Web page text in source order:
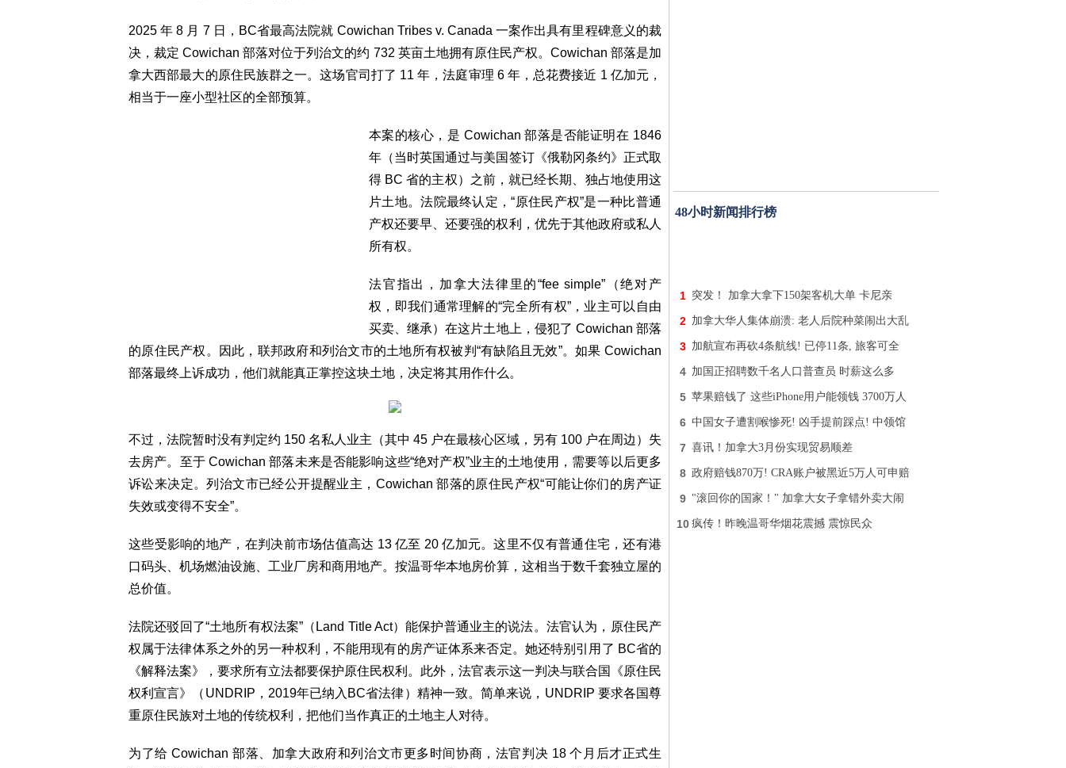
2025 年 8 月 7 日，BC省最高法院就 Cowichan Tribes v. Canada 一案作出具有里程碑意义的裁
决，裁定 Cowichan 部落对位于列治文的约 732 英亩土地拥有原住民产权。Cowichan 部落是加
拿大西部最大的原住民族群之一。这场官司打了 11 年，法庭审理 6 年，总花费接近 1 亿加元，
相当于一座小型社区的全部预算。
本案的核心，是 Cowichan 部落是否能证明在 1846
年（当时英国通过与美国签订《俄勒冈条约》正式取
得 BC 省的主权）之前，就已经长期、独占地使用这
片土地。法院最终认定，“原住民产权”是一种比普通
产权还要早、还要强的权利，优先于其他政府或私人
所有权。
法官指出，加拿大法律里的“fee simple”（绝对产
权，即我们通常理解的“完全所有权”，业主可以自由
买卖、继承）在这片土地上，侵犯了 Cowichan 部落
的原住民产权。因此，联邦政府和列治文市的土地所有权被判“有缺陷且无效”。如果 Cowichan
部落最终上诉成功，他们就能真正掌控这块土地，决定将其用作什么。
不过，法院暂时没有判定约 150 名私人业主（其中 45 户在最核心区域，另有 100 户在周边）失
去房产。至于 Cowichan 部落未来是否能影响这些“绝对产权”业主的土地使用，需要等以后更多
诉讼来决定。列治文市已经公开提醒业主，Cowichan 部落的原住民产权“可能让你们的房产证
失效或变得不安全”。
这些受影响的地产，在判决前市场估值高达 13 亿至 20 亿加元。这里不仅有普通住宅，还有港
口码头、机场燃油设施、工业厂房和商用地产。按温哥华本地房价算，这相当于数千套独立屋的
总价值。
法院还驳回了“土地所有权法案”（Land Title Act）能保护普通业主的说法。法官认为，原住民产
权属于法律体系之外的另一种权利，不能用现有的房产证体系来否定。她还特别引用了 BC省的
《解释法案》，要求所有立法都要保护原住民权利。此外，法官表示这一判决与联合国《原住民
权利宣言》（UNDRIP，2019年已纳入BC省法律）精神一致。简单来说，UNDRIP 要求各国尊
重原住民族对土地的传统权利，把他们当作真正的土地主人对待。
为了给 Cowichan 部落、加拿大政府和列治文市更多时间协商，法官判决 18 个月后才正式生
48小时新闻排行榜
1 突发！ 加拿大拿下150架客机大单 卡尼亲
2 加拿大华人集体崩溃: 老人后院种菜闹出大乱
3 加航宣布再砍4条航线! 已停11条, 旅客可全
4 加国正招聘数千名人口普查员 时薪这么多
5 苹果赔钱了 这些iPhone用户能领钱 3700万人
6 中国女子遭割喉惨死! 凶手提前踩点! 中领馆
7 喜讯！加拿大3月份实现贸易顺差
8 政府赔钱870万! CRA账户被黑近5万人可申赔
9 "滚回你的国家！" 加拿大女子拿错外卖大闹
10 疯传！昨晚温哥华烟花震撼 震惊民众